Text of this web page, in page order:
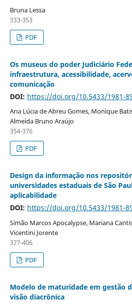
Bruna Lessa
333-353
PDF
Os museus do poder Judiciário
infraestrutura, acessibilidade,
comunicação
DOI: https://doi.org/10.5433/1981-
Ana Lúcia de Abreu Gomes, Monique
Almeida Bruno Araújo
354-376
PDF
Design da informação nos
universidades estaduais de São
aplicabilidade
DOI: https://doi.org/10.5433/1981-
Simão Marcos Apocalypse, Mariana
Vicentini Jorente
377-406
PDF
Modelo de maturidade em gestão
visão diacrônica